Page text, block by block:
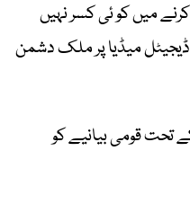
میں کو ئی کسر نہیں
ڈیجیٹل میڈیا پر ملک دشمن
تحت قومی بیانیے کو